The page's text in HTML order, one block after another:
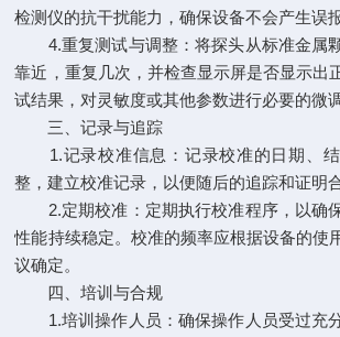
检测仪的抗干扰能力，确保设备不会产生误报
4.重复测试与调整：将探头从标准金属
靠近，重复几次，并检查显示屏是否显示出
试结果，对灵敏度或其他参数进行必要的微调
三、记录与追踪
1.记录校准信息：记录校准的日期、结
整，建立校准记录，以便随后的追踪和证明
2.定期校准：定期执行校准程序，以确
性能持续稳定。校准的频率应根据设备的使
议确定。
四、培训与合规
1.培训操作人员：确保操作人员受过充